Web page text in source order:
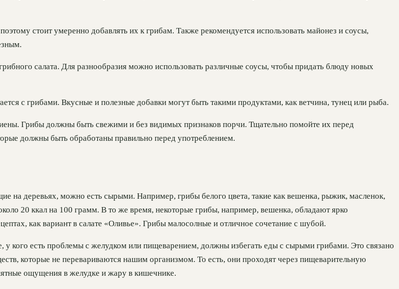
стоит умеренно добавлять их к грибам. Также рекомендуется использовать майонез и соусы,
салата. Для разнообразия можно использовать различные соусы, чтобы придать блюду новых
с грибами. Вкусные и полезные добавки могут быть такими продуктами, как ветчина, тунец или рыба.
Грибы должны быть свежими и без видимых признаков порчи. Тщательно помойте их перед
должны быть обработаны правильно перед употреблением.
на деревьях, можно есть сырыми. Например, грибы белого цвета, такие как вешенка, рыжик, масленок,
20 ккал на 100 грамм. В то же время, некоторые грибы, например, вешенка, обладают ярко
как вариант в салате «Оливье». Грибы малосолные и отличное сочетание с шубой.
кого есть проблемы с желудком или пищеварением, должны избегать еды с сырыми грибами. Это связано
которые не перевариваются нашим организмом. То есть, они проходят через пищеварительную
ощущения в желудке и жару в кишечнике.